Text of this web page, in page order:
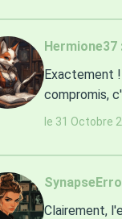
Hermione37 :
Exactement
compromis,
le 31 Octobre
Clairement,